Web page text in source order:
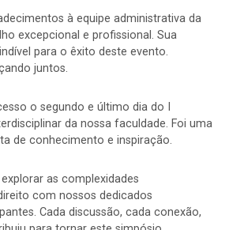
à equipe administrativa da
excepcional e profissional. Sua
para o êxito deste evento.
juntos.
o segundo e último dia do I
da nossa faculdade. Foi uma
de conhecimento e inspiração.
as complexidades
com nossos dedicados
Cada discussão, cada conexão,